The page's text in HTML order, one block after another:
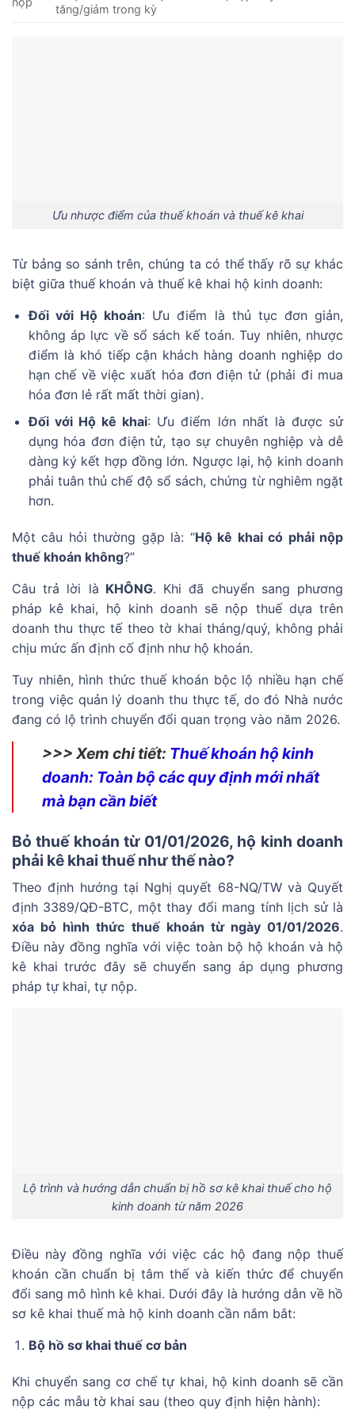
tăng/giảm trong kỳ
Ưu nhược điểm của thuế khoán và thuế kê khai
Từ bảng so sánh trên, chúng ta có thể thấy rõ sự khác
biệt giữa thuế khoán và thuế kê khai hộ kinh doanh:
Đối với Hộ khoán: Ưu điểm là thủ tục đơn giản,
không áp lực về sổ sách kế toán. Tuy nhiên, nhược
điểm là khó tiếp cận khách hàng doanh nghiệp do
hạn chế về việc xuất hóa đơn điện tử (phải đi mua
hóa đơn lẻ rất mất thời gian).
Đối với Hộ kê khai: Ưu điểm lớn nhất là được sử
dụng hóa đơn điện tử, tạo sự chuyên nghiệp và dễ
dàng ký kết hợp đồng lớn. Ngược lại, hộ kinh doanh
phải tuân thủ chế độ sổ sách, chứng từ nghiêm ngặt
hơn.
Một câu hỏi thường gặp là: “Hộ kê khai có phải nộp
thuế khoán không?”
Câu trả lời là KHÔNG. Khi đã chuyển sang phương
pháp kê khai, hộ kinh doanh sẽ nộp thuế dựa trên
doanh thu thực tế theo tờ khai tháng/quý, không phải
chịu mức ấn định cố định như hộ khoán.
Tuy nhiên, hình thức thuế khoán bộc lộ nhiều hạn chế
trong việc quản lý doanh thu thực tế, do đó Nhà nước
đang có lộ trình chuyển đổi quan trọng vào năm 2026.
>>> Xem chi tiết: Thuế khoán hộ kinh
doanh: Toàn bộ các quy định mới nhất
mà bạn cần biết
Bỏ thuế khoán từ 01/01/2026, hộ kinh doanh
phải kê khai thuế như thế nào?
Theo định hướng tại Nghị quyết 68-NQ/TW và Quyết
định 3389/QĐ-BTC, một thay đổi mang tính lịch sử là
xóa bỏ hình thức thuế khoán từ ngày 01/01/2026.
Điều này đồng nghĩa với việc toàn bộ hộ khoán và hộ
kê khai trước đây sẽ chuyển sang áp dụng phương
pháp tự khai, tự nộp.
Lộ trình và hướng dẫn chuẩn bị hồ sơ kê khai thuế cho hộ
kinh doanh từ năm 2026
Điều này đồng nghĩa với việc các hộ đang nộp thuế
khoán cần chuẩn bị tâm thế và kiến thức để chuyển
đổi sang mô hình kê khai. Dưới đây là hướng dẫn về hồ
sơ kê khai thuế mà hộ kinh doanh cần nắm bắt:
Bộ hồ sơ khai thuế cơ bản
Khi chuyển sang cơ chế tự khai, hộ kinh doanh sẽ cần
nộp các mẫu tờ khai sau (theo quy định hiện hành):